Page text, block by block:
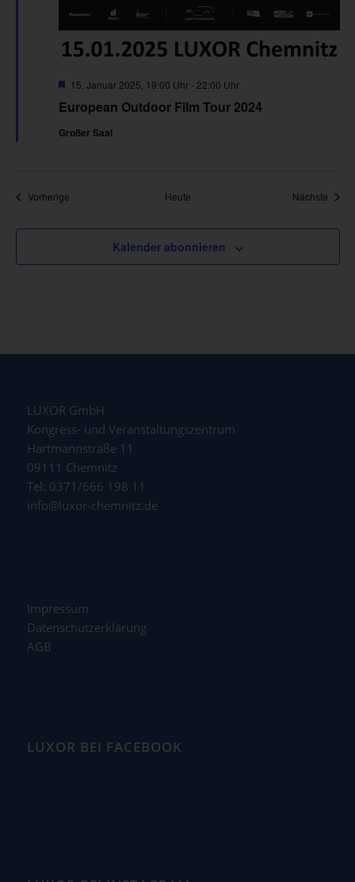
European Outdoor Film Tour 2024
Hervorgehoben
15. Januar 2025, 19:00 Uhr- 22:00 Uhr
Großer Saal
VorherigeVeranstaltungen Heute Nächste
Kalender abonnieren
LUXOR GmbH
Kongress- und Veranstaltungszentrum
Hartmannstraße 11
09111 Chemnitz
Tel: 0371/666 198 11
info@luxor-chemnitz.de
Impressum
Datenschutzerklärung
AGB
LUXOR BEI FACEBOOK